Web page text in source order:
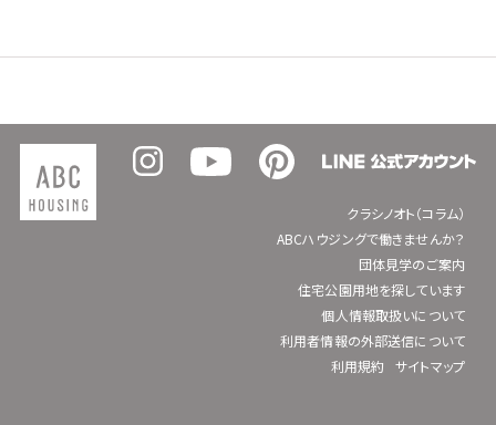
クラシノオト（コラム）
ABCハウジングで働きませんか？
団体見学のご案内
住宅公園用地を探しています
個人情報取扱いについて
利用者情報の外部送信について
利用規約
サイトマップ